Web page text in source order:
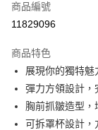
超商取貨付款
Apple Pay
街口支付
悠遊付
商品編號
11829096
商品特色
展現你的獨特魅
彈力方領設計，
胸前抓皺造型，
可拆罩杯設計，